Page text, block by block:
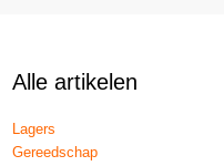
Alle artikelen
Lagers
Gereedschap